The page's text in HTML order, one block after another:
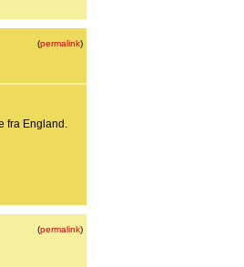
(permalink)
fra England.
(permalink)